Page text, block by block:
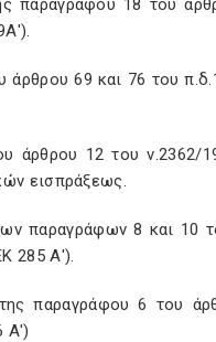
παραγράφου 18 του
άρθρου 69 και 76 του
άρθρου 12 του ν.2362/
εισπράξεως.
παραγράφων 8 και 10
285 Α').
της παραγράφου 6 του
Α')